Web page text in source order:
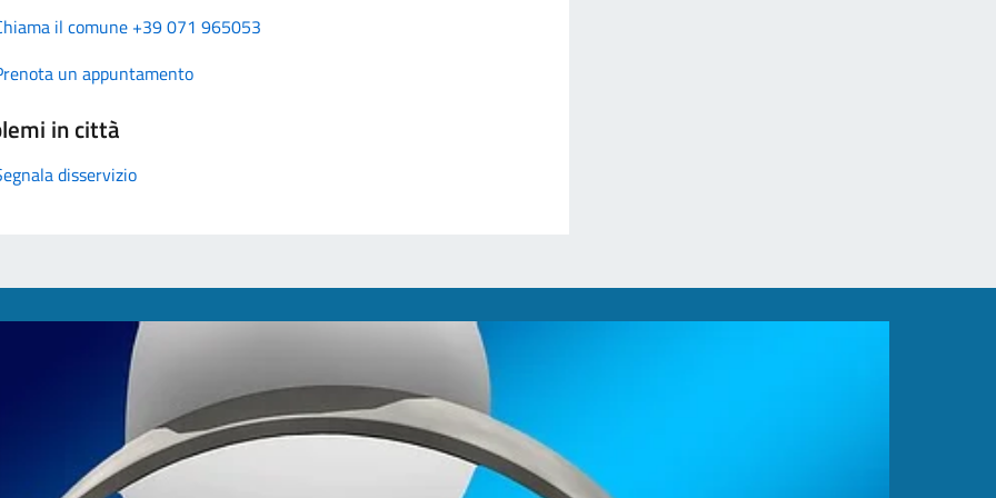
il comune +39 071 965053
un appuntamento
in città
disservizio